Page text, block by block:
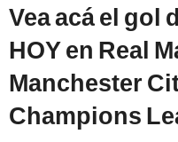
Vea acá el gol
HOY en Real
Manchester
Champions